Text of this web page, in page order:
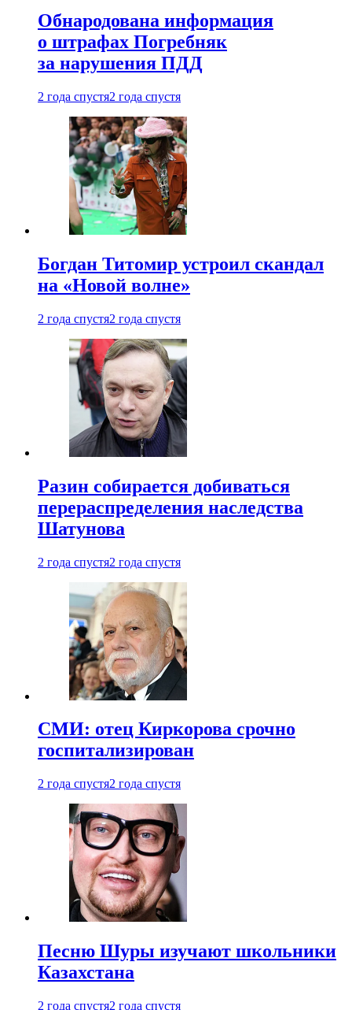
Обнародована информация
о штрафах Погребняк
за нарушения ПДД
2 года спустя2 года спустя
Богдан Титомир устроил скандал
на «Новой волне»
2 года спустя2 года спустя
Разин собирается добиваться
перераспределения наследства
Шатунова
2 года спустя2 года спустя
СМИ: отец Киркорова срочно
госпитализирован
2 года спустя2 года спустя
Песню Шуры изучают школьники
Казахстана
2 года спустя2 года спустя